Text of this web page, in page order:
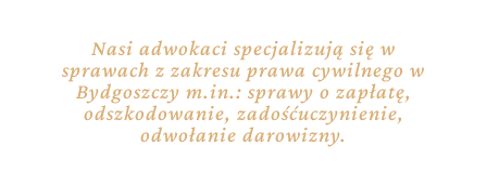
Nasi adwokaci specjalizują się w
sprawach z zakresu prawa cywilnego w
Bydgoszczy m.in.: sprawy o zapłatę,
odszkodowanie, zadośćuczynienie,
odwołanie darowizny.